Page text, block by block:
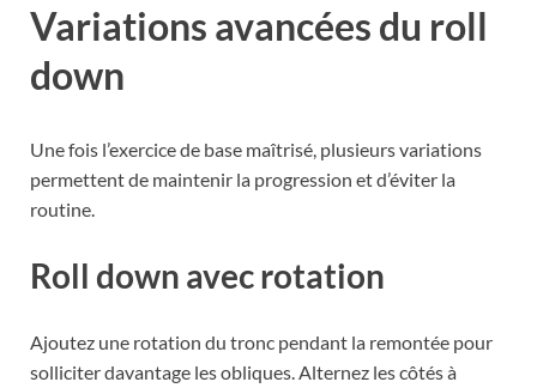
Variations avancées du roll
down
Une fois l’exercice de base maîtrisé, plusieurs variations
permettent de maintenir la progression et d’éviter la
routine.
Roll down avec rotation
Ajoutez une rotation du tronc pendant la remontée pour
solliciter davantage les obliques. Alternez les côtés à